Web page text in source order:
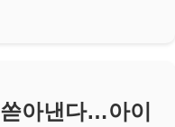
아낸다…아이